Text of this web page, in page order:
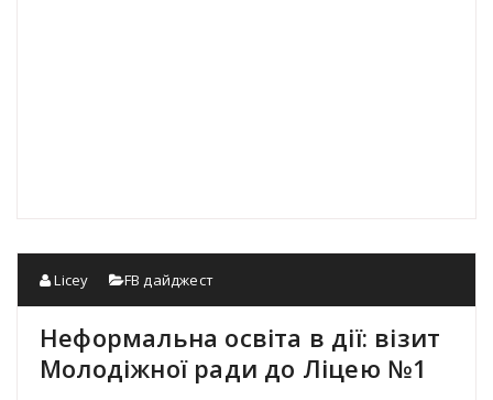
Licey FB дайджест
Неформальна освіта в дії: візит
Молодіжної ради до Ліцею №1